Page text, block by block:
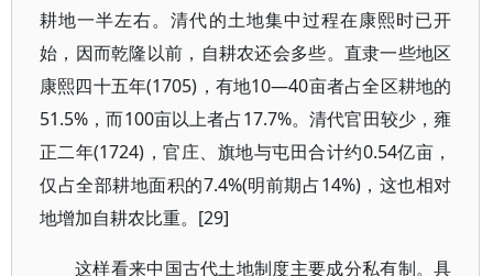
耕地一半左右。清代的土地集中过程在康熙时已开
始，因而乾隆以前，自耕农还会多些。直隶一些地区
康熙四十五年(1705)，有地10—40亩者占全区耕地的
51.5%，而100亩以上者占17.7%。清代官田较少，雍
正二年(1724)，官庄、旗地与屯田合计约0.54亿亩，
仅占全部耕地面积的7.4%(明前期占14%)，这也相对
地增加自耕农比重。[29]
这样看来中国古代土地制度主要成分私有制。具